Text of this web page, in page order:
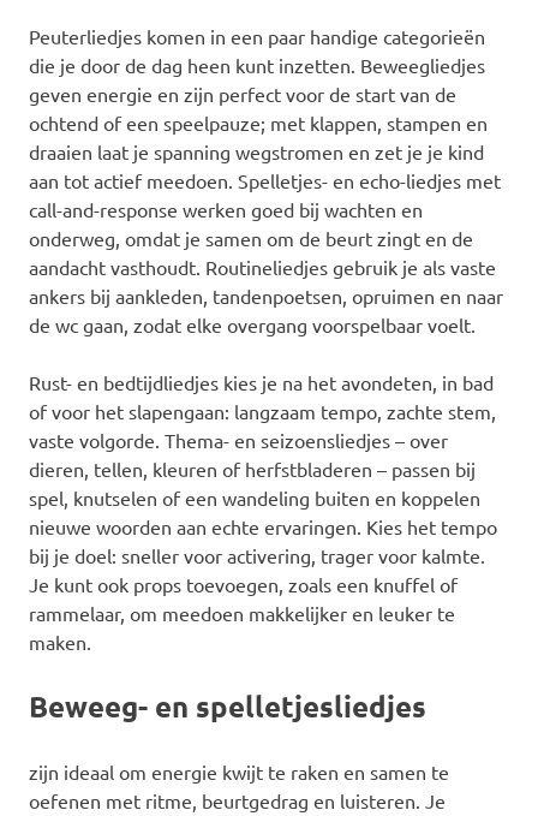
Peuterliedjes komen in een paar handige categorieën
die je door de dag heen kunt inzetten. Beweegliedjes
geven energie en zijn perfect voor de start van de
ochtend of een speelpauze; met klappen, stampen en
draaien laat je spanning wegstromen en zet je je kind
aan tot actief meedoen. Spelletjes- en echo-liedjes met
call-and-response werken goed bij wachten en
onderweg, omdat je samen om de beurt zingt en de
aandacht vasthoudt. Routineliedjes gebruik je als vaste
ankers bij aankleden, tandenpoetsen, opruimen en naar
de wc gaan, zodat elke overgang voorspelbaar voelt.
Rust- en bedtijdliedjes kies je na het avondeten, in bad
of voor het slapengaan: langzaam tempo, zachte stem,
vaste volgorde. Thema- en seizoensliedjes – over
dieren, tellen, kleuren of herfstbladeren – passen bij
spel, knutselen of een wandeling buiten en koppelen
nieuwe woorden aan echte ervaringen. Kies het tempo
bij je doel: sneller voor activering, trager voor kalmte.
Je kunt ook props toevoegen, zoals een knuffel of
rammelaar, om meedoen makkelijker en leuker te
maken.
Beweeg- en spelletjesliedjes
zijn ideaal om energie kwijt te raken en samen te
oefenen met ritme, beurtgedrag en luisteren. Je